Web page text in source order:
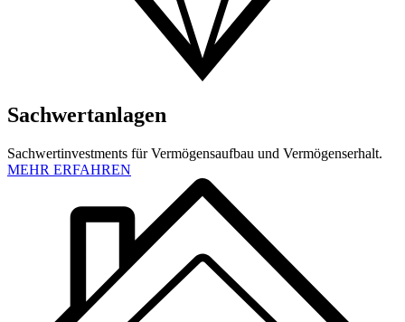
Sachwertanlagen
Sachwertinvestments für Vermögensaufbau und Vermögenserhalt.
MEHR ERFAHREN